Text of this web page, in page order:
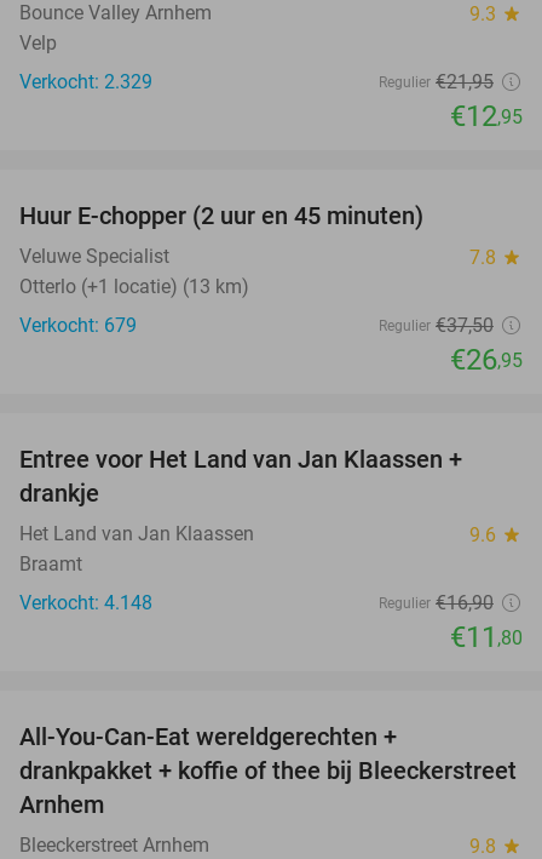
Bounce Valley Arnhem 9.3 star
Velp
Verkocht: 2.329
Regulier €21,95
€12,95
Huur E-chopper (2 uur en 45 minuten)
Veluwe Specialist 7.8 star
Otterlo (+1 locatie) (13 km)
Verkocht: 679
Regulier €37,50
€26,95
Entree voor Het Land van Jan Klaassen +
drankje
Het Land van Jan Klaassen 9.6 star
Braamt
Verkocht: 4.148
Regulier €16,90
€11 ,80
All-You-Can-Eat wereldgerechten +
drankpakket + koffie of thee bij Bleeckerstreet
Arnhem
Bleeckerstreet Arnhem 9.8 star